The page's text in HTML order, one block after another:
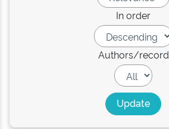
In order
Authors/record